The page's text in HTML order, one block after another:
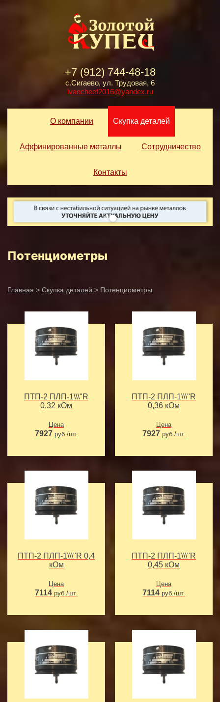
+7 (912) 744-48-18
с.Сигаево, ул. Трудовая, 6
ivancheef2016@yandex.ru
О компании Скупка деталей
Аффинированные металлы Сотрудничество
Контакты
Потенциометры
Главная > Скупка деталей > Потенциометры
ПТП-2 ПЛП-1\\\"R
0,32 кОм
Цена
7927 руб./шт.
ПТП-2 ПЛП-1\\\"R
0,36 кОм
Цена
7927 руб./шт.
ПТП-2 ПЛП-1\\\"R 0,4
кОм
Цена
7114 руб./шт.
ПТП-2 ПЛП-1\\\"R
0,45 кОм
Цена
7114 руб./шт.